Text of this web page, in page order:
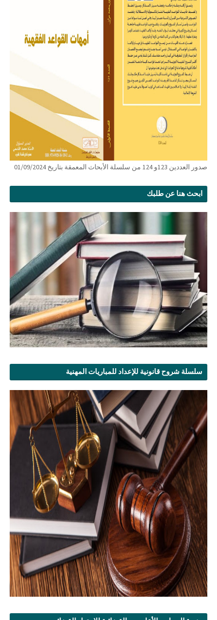
صدور العددين 123و 124 من سلسلة الأبحاث المعمقة بتاريخ 01/09/2024
ابحث هنا عن طلبك
سلسلة شروح قانونية للإعداد للمباريات المهنية